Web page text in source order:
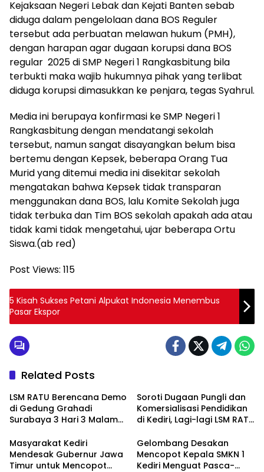
Kejaksaan Negeri Lebak dan Kejati Banten sebab
diduga dalam pengelolaan dana BOS Reguler
tersebut ada perbuatan melawan hukum (PMH),
dengan harapan agar dugaan korupsi dana BOS
regular 2025 di SMP Negeri 1 Rangkasbitung bila
terbukti maka wajib hukumnya pihak yang terlibat
diduga korupsi dimasukkan ke penjara, tegas Syahrul.
Media ini berupaya konfirmasi ke SMP Negeri 1
Rangkasbitung dengan mendatangi sekolah
tersebut, namun sangat disayangkan belum bisa
bertemu dengan Kepsek, beberapa Orang Tua
Murid yang ditemui media ini disekitar sekolah
mengatakan bahwa Kepsek tidak transparan
menggunakan dana BOS, lalu Komite Sekolah juga
tidak terbuka dan Tim BOS sekolah apakah ada atau
tidak kami tidak mengetahui, ujar beberapa Ortu
Siswa.(ab red)
Post Views: 115
5 Kisah Sukses Petani Alpukat Indonesia Menembus
Pasar Ekspor
Related Posts
LSM RATU Berencana Demo
di Gedung Grahadi
Surabaya 3 Hari 3 Malam
Marakanya Pungli dan
Korupsi di Cabang Dinas
Pendidikan Kediri
Soroti Dugaan Pungli dan
Komersialisasi Pendidikan
di Kediri, Lagi-lagi LSM RATU
Pemberitahuan Aksi Damai
ke Polrestabes Surabaya
Masyarakat Kediri
Mendesak Gubernur Jawa
Timur untuk Mencopot
Gelombang Desakan
Mencopot Kepala SMKN 1
Kediri Menguat Pasca-